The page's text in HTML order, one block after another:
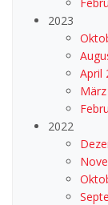
2023
April
2022